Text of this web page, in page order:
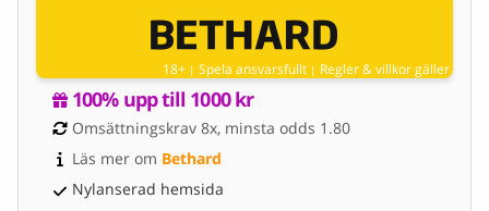
18+ | Spela ansvarsfullt | Regler & villkor gäller
100% upp till 1000 kr
Omsättningskrav 8x, minsta odds 1.80
Läs mer om Bethard
Nylanserad hemsida